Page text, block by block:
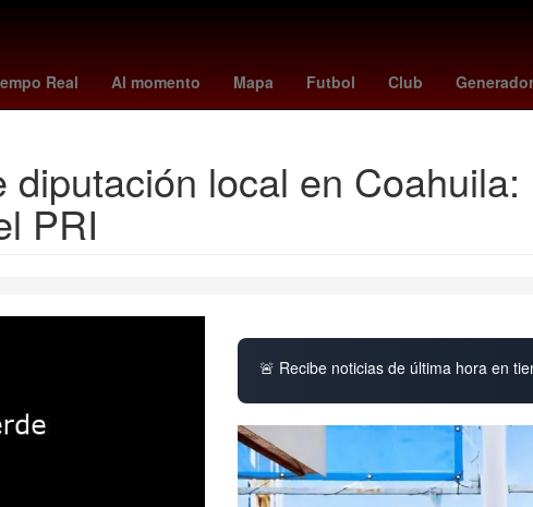
Real Al momento Mapa Futbol Club
Hulu China bryan cranston cyclospora Nueva York
local en
PRI
🚨 Recibe noticias de última hora en